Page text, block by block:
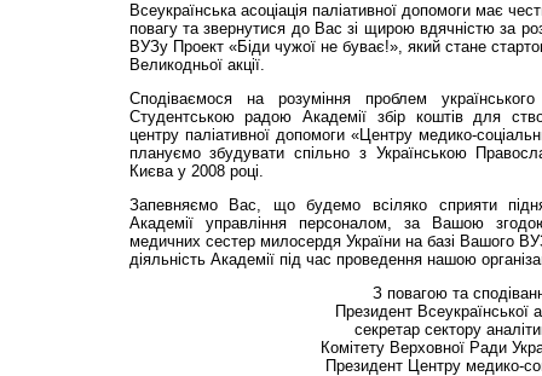
Всеукраїнська асоціація паліативної допомоги має
повагу та звернутися до Вас зі щирою вдячністю за
ВУЗу Проект «Біди чужої не буває!», який стане
Великодньої акції.
Сподіваємося на розуміння проблем
Студентською радою Академії збір коштів для
центру паліативної допомоги «Центру медико-
плануємо збудувати спільно з Українською
Києва у 2008 році.
Запевняємо Вас, що будемо всіляко сприяти
Академії управління персоналом, за Вашою
медичних сестер милосердя України на базі Вашого
діяль­ність Академії під час проведення нашою
З повагою та
Президент Всеукраїнської
секретар сектору
Комітету Верховної Ради
Президент Центру медико-